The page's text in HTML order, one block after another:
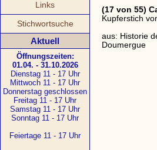
Links
Stichwortsuche
Aktuell
Öffnungszeiten:
01.04. - 31.10.2026
Dienstag 11 - 17 Uhr
Mittwoch 11 - 17 Uhr
Donnerstag geschlossen
Freitag 11 - 17 Uhr
Samstag 11 - 17 Uhr
Sonntag 11 - 17 Uhr
Feiertage 11 - 17 Uhr
(17 von 55)
Kupferstich
aus: Historie
Doumergue